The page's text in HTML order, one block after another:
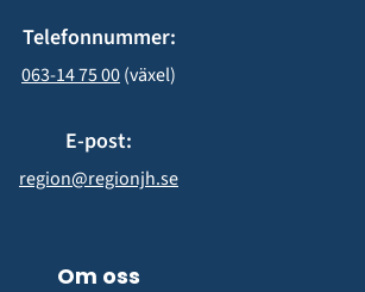
Telefonnummer:
063-14 75 00 (växel)
E-post:
region@regionjh.se
Om oss